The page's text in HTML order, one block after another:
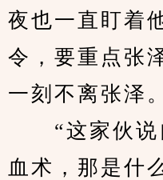
夜也一直盯着
令，要重点张
一刻不离张泽。
“这家伙说
血术，那是什